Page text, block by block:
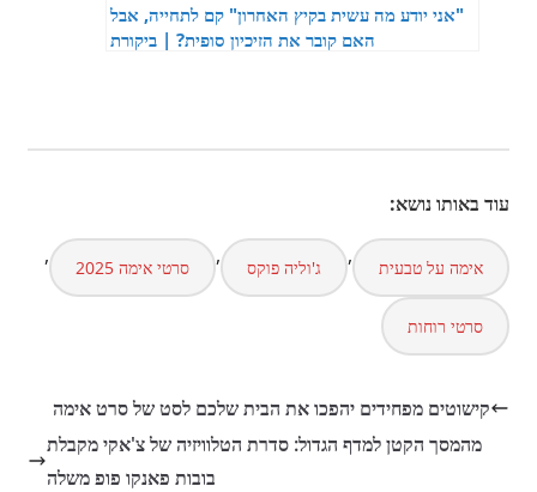
"אני יודע מה עשית בקיץ האחרון" קם לתחייה, אבל
האם קובר את הזיכיון סופית? | ביקורת
עוד באותו נושא:
אימה על טבעית , ג'וליה פוקס , סרטי אימה 2025 ,
סרטי רוחות
קישוטים מפחידים יהפכו את הבית שלכם לסט של סרט אימה
מהמסך הקטן למדף הגדול: סדרת הטלוויזיה של צ'אקי מקבלת
בובות פאנקו פופ משלה